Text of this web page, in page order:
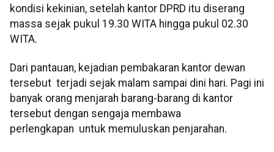
kondisi kekinian, setelah kantor DPRD itu diserang
massa sejak pukul 19.30 WITA hingga pukul 02.30
WITA.
Dari pantauan, kejadian pembakaran kantor dewan
tersebut terjadi sejak malam sampai dini hari. Pagi ini
banyak orang menjarah barang-barang di kantor
tersebut dengan sengaja membawa
perlengkapan untuk memuluskan penjarahan.